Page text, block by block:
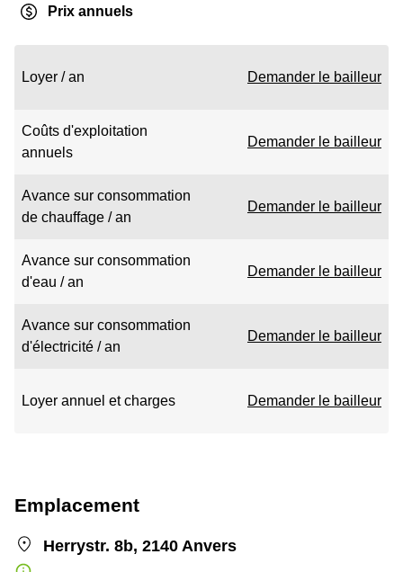
Prix annuels
Loyer / an Demander le bailleur
Coûts d'exploitation
annuels
Demander le bailleur
Avance sur consommation
de chauffage / an
Demander le bailleur
Avance sur consommation
d'eau / an
Demander le bailleur
Avance sur consommation
d'électricité / an
Demander le bailleur
Loyer annuel et charges Demander le bailleur
Emplacement
Herrystr. 8b, 2140 Anvers